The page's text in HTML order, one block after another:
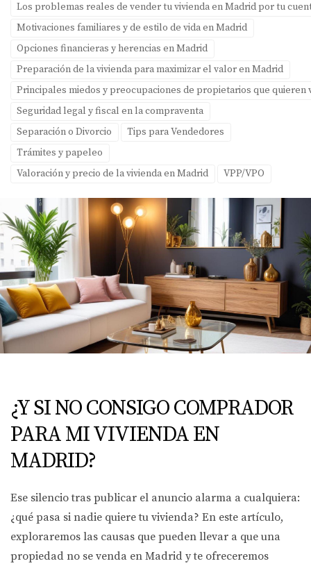
Los problemas reales de vender tu vivienda en Madrid por tu
Motivaciones familiares y de estilo de vida en Madrid
Opciones financieras y herencias en Madrid
Preparación de la vivienda para maximizar el valor en Madrid
Principales miedos y preocupaciones de propietarios que quieren
Seguridad legal y fiscal en la compraventa
Separación o Divorcio
Tips para Vendedores
Trámites y papeleo
Valoración y precio de la vivienda en Madrid
VPP/VPO
¿Y SI NO CONSIGO COMPRADOR
PARA MI VIVIENDA EN
MADRID?
Ese silencio tras publicar el anuncio alarma a cualquiera:
¿qué pasa si nadie quiere tu vivienda? En este artículo,
exploraremos las causas que pueden llevar a que una
propiedad no se venda en Madrid y te ofreceremos